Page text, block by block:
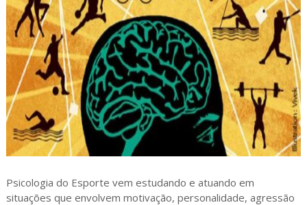
Psicologia do Esporte vem estudando e atuando em
situações que envolvem motivação, personalidade, agressão